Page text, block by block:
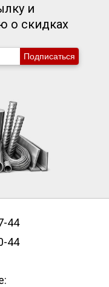
и
о скидках
Подписаться
44
44